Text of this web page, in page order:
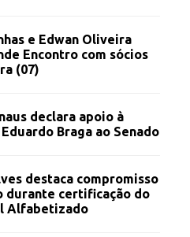
e Edwan Oliveira
Encontro com sócios
(07)
declara apoio à
Braga ao Senado
destaca compromisso
durante certificação do
Alfabetizado